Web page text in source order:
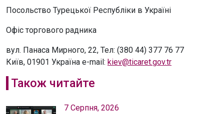
Посольство Турецької Республіки в Україні
Офіс торгового радника
вул. Панаса Мирного, 22, Teл: (380 44) 377 76 77
Київ, 01901 Україна e-mail: kiev@ticaret.gov.tr
Також читайте
7 Серпня, 2026